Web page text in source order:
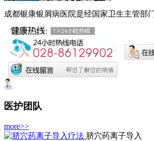
成都银康银屑病医院是经国家卫生主管部
医护团队
more>>
脐穴药离子导入